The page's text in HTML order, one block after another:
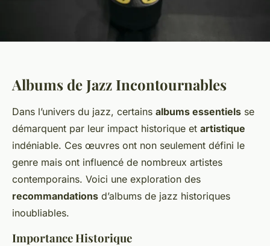
Albums de Jazz Incontournables
Dans l’univers du jazz, certains albums essentiels se
démarquent par leur impact historique et artistique
indéniable. Ces œuvres ont non seulement défini le
genre mais ont influencé de nombreux artistes
contemporains. Voici une exploration des
recommandations d’albums de jazz historiques
inoubliables.
Importance Historique